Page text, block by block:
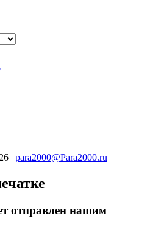
| para2000@Para2000.ru
отправлен нашим